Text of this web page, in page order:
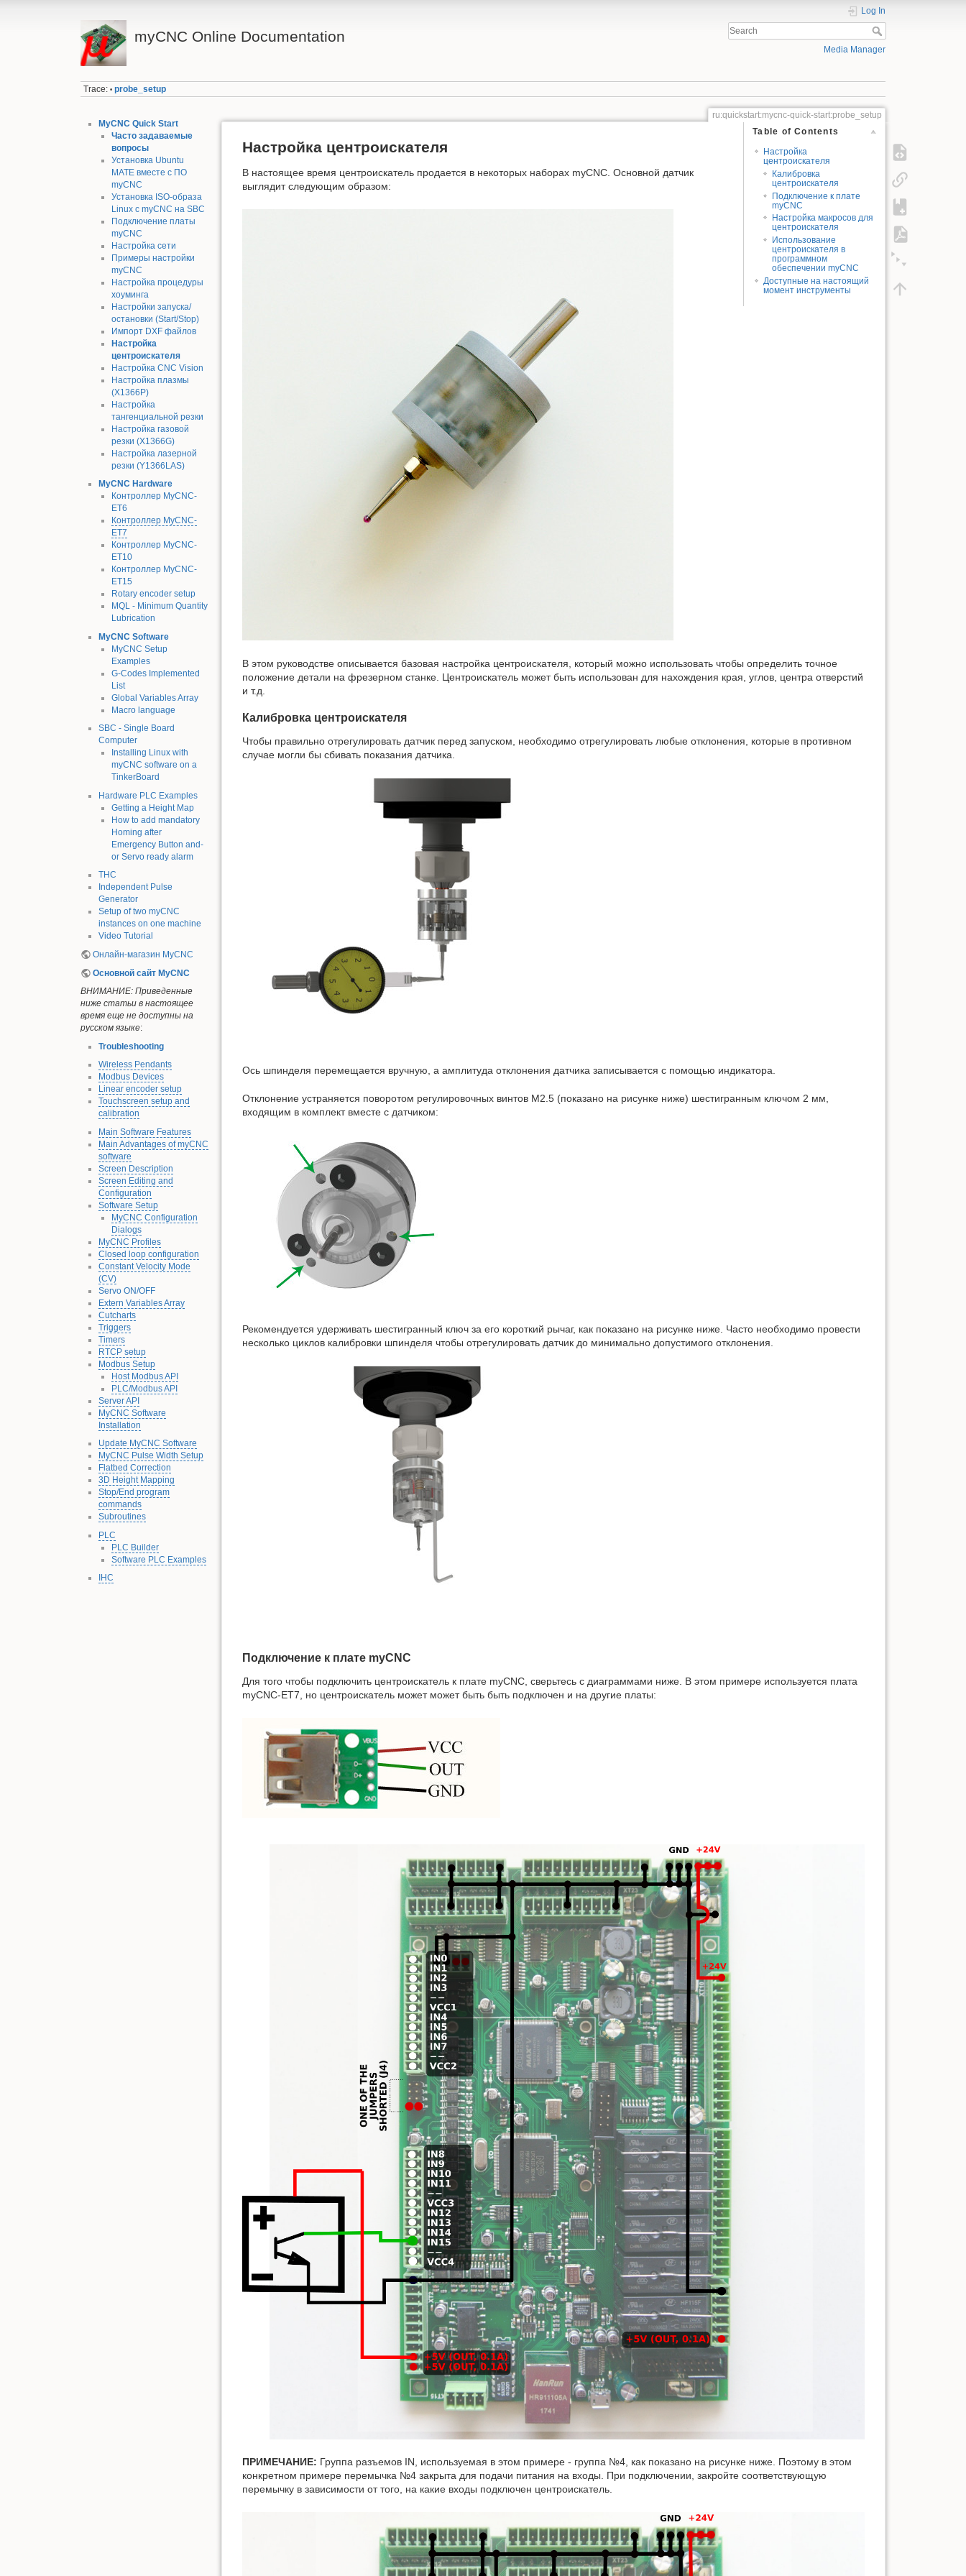
myCNC Online Documentation
Log In
Media Manager
Trace: • probe_setup
MyCNC Quick Start
Часто задаваемые
вопросы
Установка Ubuntu
MATE вместе с ПО
myCNC
Установка ISO-образа
Linux с myCNC на SBC
Подключение платы
myCNC
Настройка сети
Примеры настройки
myCNC
Настройка процедуры
хоуминга
Настройки запуска/
остановки (Start/Stop)
Импорт DXF файлов
Настройка
центроискателя
Настройка CNC Vision
Настройка плазмы
(X1366P)
Настройка
тангенциальной резки
Настройка газовой
резки (X1366G)
Настройка лазерной
резки (Y1366LAS)
MyCNC Hardware
Контроллер MyCNC-
ET6
Контроллер MyCNC-
ET7
Контроллер MyCNC-
ET10
Контроллер MyCNC-
ET15
Rotary encoder setup
MQL - Minimum Quantity
Lubrication
MyCNC Software
MyCNC Setup
Examples
G-Codes Implemented
List
Global Variables Array
Macro language
SBC - Single Board
Computer
Installing Linux with
myCNC software on a
TinkerBoard
Hardware PLC Examples
Getting a Height Map
How to add mandatory
Homing after
Emergency Button and-
or Servo ready alarm
THC
Independent Pulse
Generator
Setup of two myCNC
instances on one machine
Video Tutorial
Онлайн-магазин MyCNC
Основной сайт MyCNC
ВНИМАНИЕ: Приведенные
ниже статьи в настоящее
время еще не доступны на
русском языке:
Troubleshooting
Wireless Pendants
Modbus Devices
Linear encoder setup
Touchscreen setup and
calibration
Main Software Features
Main Advantages of myCNC
software
Screen Description
Screen Editing and
Configuration
Software Setup
MyCNC Configuration
Dialogs
MyCNC Profiles
Closed loop configuration
Constant Velocity Mode
(CV)
Servo ON/OFF
Extern Variables Array
Cutcharts
Triggers
Timers
RTCP setup
Modbus Setup
Host Modbus API
PLC/Modbus API
Server API
MyCNC Software
Installation
Update MyCNC Software
MyCNC Pulse Width Setup
Flatbed Correction
3D Height Mapping
Stop/End program
commands
Subroutines
PLC
PLC Builder
Software PLC Examples
IHC
ru:quickstart:mycnc-quick-start:probe_setup
Table of Contents
Настройка
центроискателя
Калибровка
центроискателя
Подключение к плате
myCNC
Настройка макросов для
центроискателя
Использование
центроискателя в
программном
обеспечении myCNC
Доступные на настоящий
момент инструменты
Настройка центроискателя
В настоящее время центроискатель продается в некоторых наборах myCNC. Основной датчик
выглядит следующим образом:
В этом руководстве описывается базовая настройка центроискателя, который можно использовать чтобы определить точное
положение детали на фрезерном станке. Центроискатель может быть использован для нахождения края, углов, центра отверстий
и т.д.
Калибровка центроискателя
Чтобы правильно отрегулировать датчик перед запуском, необходимо отрегулировать любые отклонения, которые в противном
случае могли бы сбивать показания датчика.
Ось шпинделя перемещается вручную, а амплитуда отклонения датчика записывается с помощью индикатора.
Отклонение устраняется поворотом регулировочных винтов M2.5 (показано на рисунке ниже) шестигранным ключом 2 мм,
входящим в комплект вместе с датчиком:
Рекомендуется удерживать шестигранный ключ за его короткий рычаг, как показано на рисунке ниже. Часто необходимо провести
несколько циклов калибровки шпинделя чтобы отрегулировать датчик до минимально допустимого отклонения.
Подключение к плате myCNC
Для того чтобы подключить центроискатель к плате myCNC, сверьтесь с диаграммами ниже. В этом примере используется плата
myCNC-ET7, но центроискатель может может быть быть подключен и на другие платы:
ПРИМЕЧАНИЕ: Группа разъемов IN, используемая в этом примере - группа №4, как показано на рисунке ниже. Поэтому в этом
конкретном примере перемычка №4 закрыта для подачи питания на входы. При подключении, закройте соответствующую
перемычку в зависимости от того, на какие входы подключен центроискатель.